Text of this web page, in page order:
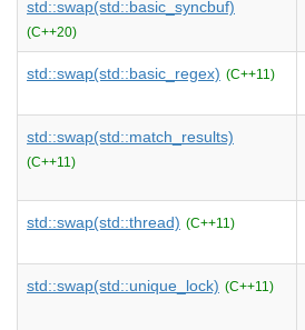
std::swap(std::basic_syncbuf)
(C++20)
std::swap(std::basic_regex) (C++11)
std::swap(std::match_results)
(C++11)
std::swap(std::thread) (C++11)
std::swap(std::unique_lock) (C++11)